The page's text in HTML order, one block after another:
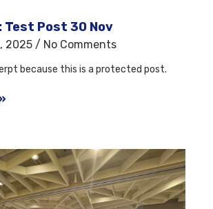
Post 30 Nov
2025 No Comments
because this is a protected post.